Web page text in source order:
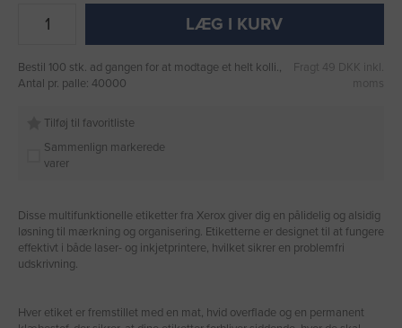
LÆG I KURV
Bestil 100 stk. ad gangen for at modtage et helt kolli.,
Antal pr. palle: 40000
Fragt 49 DKK inkl.
moms
Tilføj til favoritliste
Sammenlign markerede
varer
Disse multifunktionelle etiketter fra Xerox giver dig en pålidelig og alsidig
løsning til mærkning og organisering. Etiketterne er designet til at fungere
effektivt i både laser- og inkjetprintere, hvilket sikrer en problemfri
udskrivning.
Hver etiket er fremstillet med en mat, hvid overflade og en permanent